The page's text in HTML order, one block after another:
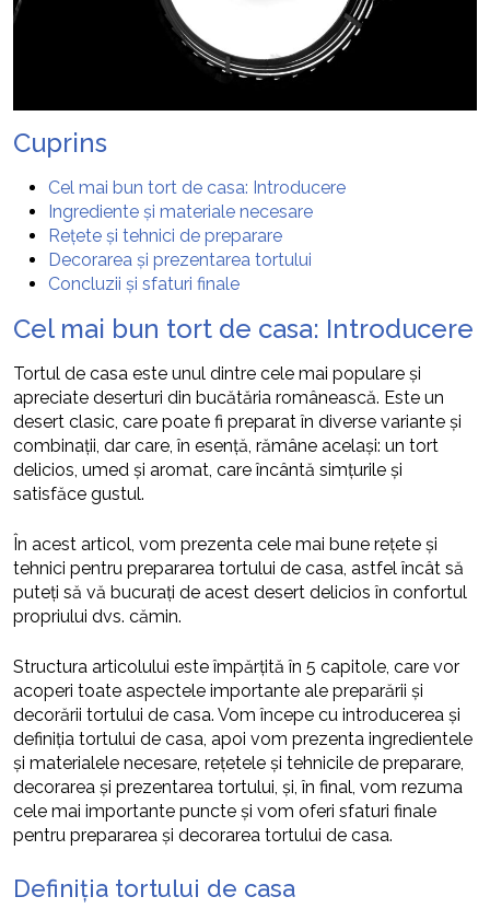
Cuprins
Cel mai bun tort de casa: Introducere
Ingrediente și materiale necesare
Rețete și tehnici de preparare
Decorarea și prezentarea tortului
Concluzii și sfaturi finale
Cel mai bun tort de casa: Introducere
Tortul de casa este unul dintre cele mai populare și
apreciate deserturi din bucătăria românească. Este un
desert clasic, care poate fi preparat în diverse variante și
combinații, dar care, în esență, rămâne același: un tort
delicios, umed și aromat, care încântă simțurile și
satisfăce gustul.
În acest articol, vom prezenta cele mai bune rețete și
tehnici pentru prepararea tortului de casa, astfel încât să
puteți să vă bucurați de acest desert delicios în confortul
propriului dvs. cămin.
Structura articolului este împărțită în 5 capitole, care vor
acoperi toate aspectele importante ale preparării și
decorării tortului de casa. Vom începe cu introducerea și
definiția tortului de casa, apoi vom prezenta ingredientele
și materialele necesare, rețetele și tehnicile de preparare,
decorarea și prezentarea tortului, și, în final, vom rezuma
cele mai importante puncte și vom oferi sfaturi finale
pentru prepararea și decorarea tortului de casa.
Definiția tortului de casa